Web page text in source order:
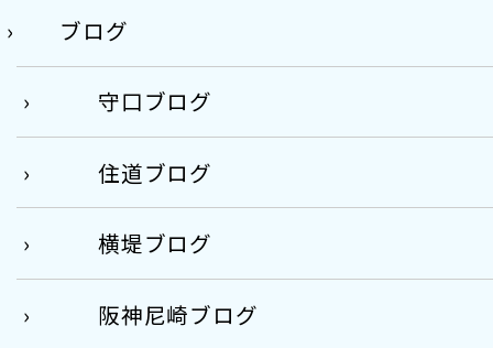
ブログ
守口ブログ
住道ブログ
横堤ブログ
阪神尼崎ブログ